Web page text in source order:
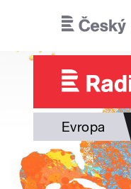
Evropa